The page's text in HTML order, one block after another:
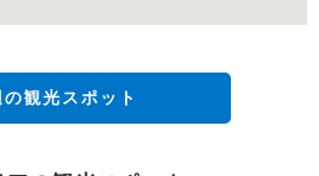
の観光スポット